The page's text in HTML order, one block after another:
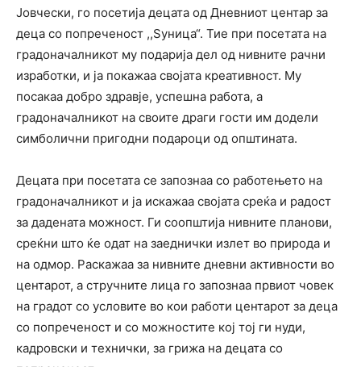
Јовчески, го посетија децата од Дневниот центар за
деца со попреченост ,,Ѕуница“. Тие при посетата на
градоначалникот му подарија дел од нивните рачни
изработки, и ја покажаа својата креативност. Му
посакаа добро здравје, успешна работа, а
градоначалникот на своите драги гости им додели
симболични пригодни подароци од општината.
Децата при посетата се запознаа со работењето на
градоначалникот и ја искажаа својата среќа и радост
за дадената можност. Ги соопштија нивните планови,
среќни што ќе одат на заеднички излет во природа и
на одмор. Раскажаа за нивните дневни активности во
центарот, а стручните лица го запознаа првиот човек
на градот со условите во кои работи центарот за деца
со попреченост и со можностите кој тој ги нуди,
кадровски и технички, за грижа на децата со